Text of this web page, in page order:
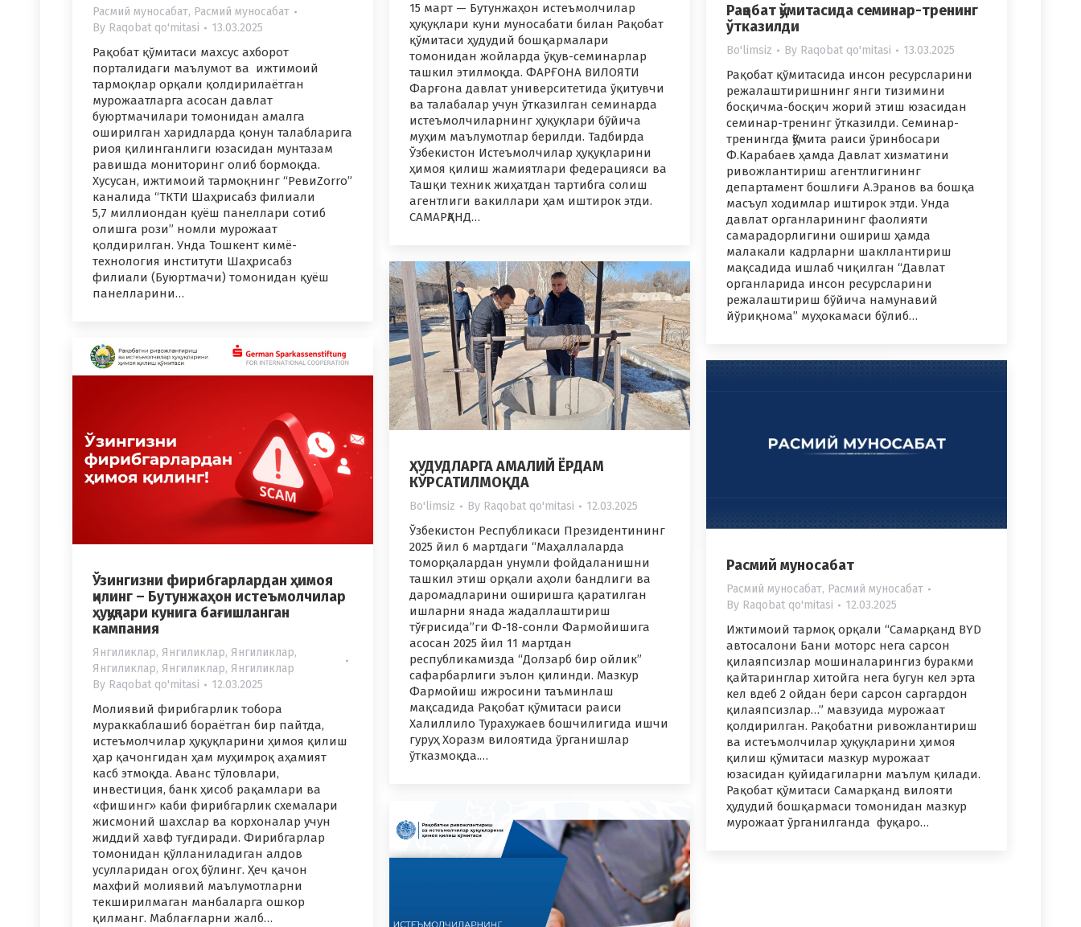
15 март — Бутунжаҳон истеъмолчилар
ҳуқуқлари куни муносабати билан Рақобат
қўмитаси ҳудудий бошқармалари
томонидан жойларда ўқув-семинарлар
ташкил этилмоқда. ФАРҒОНА ВИЛОЯТИ
Фарғона давлат университетида ўқитувчи
ва талабалар учун ўтказилган семинарда
истеъмолчиларнинг ҳуқуқлари бўйича
муҳим маълумотлар берилди. Тадбирда
Ўзбекистон Истеъмолчилар ҳуқуқларини
ҳимоя қилиш жамиятлари федерацияси ва
Ташқи техник жиҳатдан тартибга солиш
агентлиги вакиллари ҳам иштирок этди.
САМАРҚАНД…
Расмий муносабат, Расмий муносабат
By Raqobat qo'mitasi 13.03.2025
Рақобат қўмитаси махсус ахборот
порталидаги маълумот ва ижтимоий
тармоқлар орқали қолдирилаётган
мурожаатларга асосан давлат
буюртмачилари томонидан амалга
оширилган харидларда қонун талабларига
риоя қилинганлиги юзасидан мунтазам
равишда мониторинг олиб бормоқда.
Хусусан, ижтимоий тармоқнинг “РевиZorro”
каналида “ТКТИ Шаҳрисабз филиали
5,7 миллиондан қуёш панеллари сотиб
олишга рози” номли мурожаат
қолдирилган. Унда Тошкент кимё-
технология институти Шаҳрисабз
филиали (Буюртмачи) томонидан қуёш
панелларини…
Рақобат қўмитасида семинар-тренинг
ўтказилди
Bo'limsiz By Raqobat qo'mitasi 13.03.2025
Рақобат қўмитасида инсон ресурсларини
режалаштиришнинг янги тизимини
босқичма-босқич жорий этиш юзасидан
семинар-тренинг ўтказилди. Семинар-
тренингда Қўмита раиси ўринбосари
Ф.Карабаев ҳамда Давлат хизматини
ривожлантириш агентлигининг
департамент бошлиғи А.Эранов ва бошқа
масъул ходимлар иштирок этди. Унда
давлат органларининг фаолияти
самарадорлигини ошириш ҳамда
малакали кадрларни шакллантириш
мақсадида ишлаб чиқилган “Давлат
органларида инсон ресурсларини
режалаштириш бўйича намунавий
йўриқнома” муҳокамаси бўлиб…
ҲУДУДЛАРГА АМАЛИЙ ЁРДАМ
КЎРСАТИЛМОҚДА
Bo'limsiz By Raqobat qo'mitasi 12.03.2025
Ўзбекистон Республикаси Президентининг
2025 йил 6 мартдаги “Маҳаллаларда
томорқалардан унумли фойдаланишни
ташкил этиш орқали аҳоли бандлиги ва
даромадларини оширишга қаратилган
ишларни янада жадаллаштириш
тўғрисида”ги Ф-18-сонли Фармойишига
асосан 2025 йил 11 мартдан
республикамизда “Долзарб бир ойлик”
сафарбарлиги эълон қилинди. Мазкур
Фармойиш ижросини таъминлаш
мақсадида Рақобат қўмитаси раиси
Халиллило Турахужаев бошчилигида ишчи
гуруҳ Хоразм вилоятида ўрганишлар
ўтказмоқда.…
Ўзингизни фирибгарлардан ҳимоя
қилинг – Бутунжаҳон истеъмолчилар
ҳуқуқлари кунига бағишланган
кампания
Янгиликлар, Янгиликлар, Янгиликлар,
Янгиликлар, Янгиликлар, Янгиликлар
By Raqobat qo'mitasi 12.03.2025
Молиявий фирибгарлик тобора
мураккаблашиб бораётган бир пайтда,
истеъмолчилар ҳуқуқларини ҳимоя қилиш
ҳар қачонгидан ҳам муҳимроқ аҳамият
касб этмоқда. Аванс тўловлари,
инвестиция, банк ҳисоб рақамлари ва
«фишинг» каби фирибгарлик схемалари
жисмоний шахслар ва корхоналар учун
жиддий хавф туғдиради. Фирибгарлар
томонидан қўлланиладиган алдов
усулларидан огоҳ бўлинг. Ҳеч қачон
махфий молиявий маълумотларни
текширилмаган манбаларга ошкор
қилманг. Маблағларни жалб…
Расмий муносабат
Расмий муносабат, Расмий муносабат
By Raqobat qo'mitasi 12.03.2025
Ижтимоий тармоқ орқали “Самарқанд BYD
автосалони Бани моторс нега сарсон
қилаяпсизлар мошиналарингиз буракми
қайтаринглар хитойга нега бугун кел эрта
кел вдеб 2 ойдан бери сарсон саргардон
қилаяпсизлар…” мавзуида мурожаат
қолдирилган. Рақобатни ривожлантириш
ва истеъмолчилар ҳуқуқларини ҳимоя
қилиш қўмитаси мазкур мурожаат
юзасидан қуйидагиларни маълум қилади.
Рақобат қўмитаси Самарқанд вилояти
ҳудудий бошқармаси томонидан мазкур
мурожаат ўрганилганда фуқаро…